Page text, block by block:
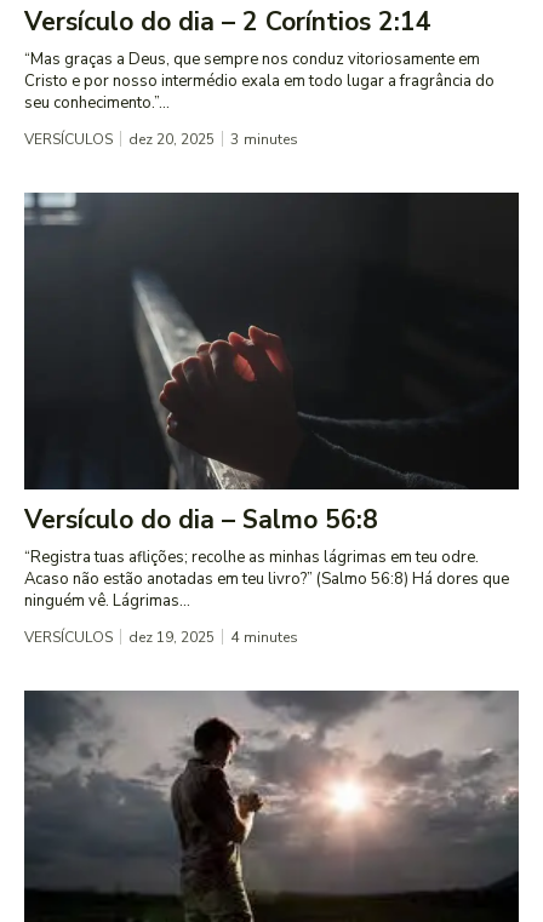
Versículo do dia – 2 Coríntios 2:14
“Mas graças a Deus, que sempre nos conduz vitoriosamente em
Cristo e por nosso intermédio exala em todo lugar a fragrância do
seu conhecimento.”...
VERSÍCULOS dez 20, 2025 3 minutes
Versículo do dia – Salmo 56:8
“Registra tuas aflições; recolhe as minhas lágrimas em teu odre.
Acaso não estão anotadas em teu livro?” (Salmo 56:8) Há dores que
ninguém vê. Lágrimas...
VERSÍCULOS dez 19, 2025 4 minutes